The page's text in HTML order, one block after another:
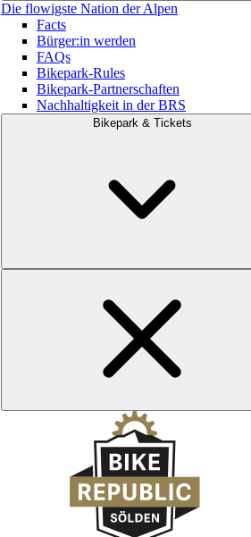
Die flowigste Nation der Alpen
Facts
Bürger:in werden
FAQs
Bikepark-Rules
Bikepark-Partnerschaften
Nachhaltigkeit in der BRS
Bikepark & Tickets